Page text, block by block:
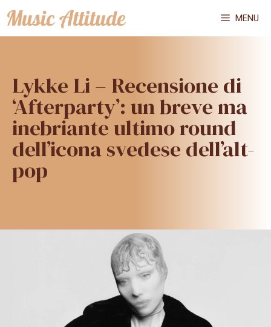
Vai
al
MENU
Lykke Li – Recensione di
‘Afterparty’: un breve ma
inebriante ultimo round
dell’icona svedese dell’alt-
pop